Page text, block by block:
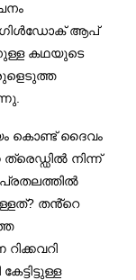
ഗൂഗിൾഡോക് ആപ്
കഥയുടെ
കൊണ്ട് ദൈവം
നിന്ന്
തൻ്റെ